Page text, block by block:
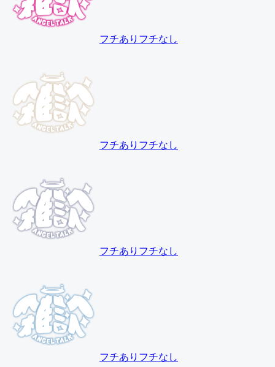
フチあり フチなし
フチあり フチなし
フチあり フチなし
フチあり フチなし